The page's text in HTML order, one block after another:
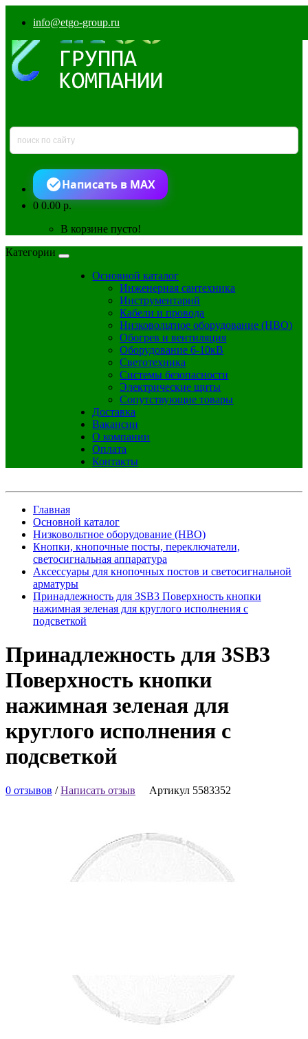
info@etgo-group.ru
Написать в MAX
00.00 р.
В корзине пусто!
Категории
Основной каталог
Инженерная сантехника
Инструментарий
Кабели и провода
Низковольтное оборудование (НВО)
Обогрев и вентиляция
Оборудование 6-10кВ
Светотехника
Системы безопасности
Электрические щиты
Сопутствующие товары
Доставка
Вакансии
О компании
Оплата
Контакты
Главная
Основной каталог
Низковольтное оборудование (НВО)
Кнопки, кнопочные посты, переключатели,
светосигнальная аппаратура
Аксессуары для кнопочных постов и светосигнальной
арматуры
Принадлежность для 3SB3 Поверхность кнопки
нажимная зеленая для круглого исполнения с
подсветкой
Принадлежность для 3SB3
Поверхность кнопки
нажимная зеленая для
круглого исполнения с
подсветкой
0 отзывов /Написать отзыв Артикул 5583352